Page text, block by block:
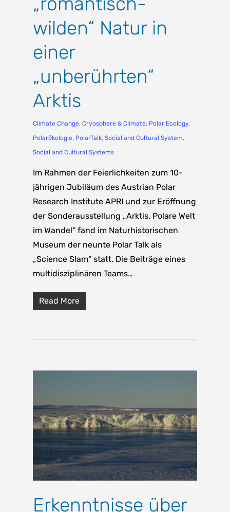
wilden“ Natur in
einer
„unberührten“
Arktis
Climate Change, Cryosphere & Climate, Polar Ecology,
Polarökologie, PolarTalk, Social and Cultural System,
Social and Cultural Systems
Im Rahmen der Feierlichkeiten zum 10-
jährigen Jubiläum des Austrian Polar
Research Institute APRI und zur Eröffnung
der Sonderausstellung „Arktis. Polare Welt
im Wandel“ fand im Naturhistorischen
Museum der neunte Polar Talk als
„Science Slam“ statt. Die Beiträge eines
multidisziplinären Teams…
Read More
Erkenntnisse über